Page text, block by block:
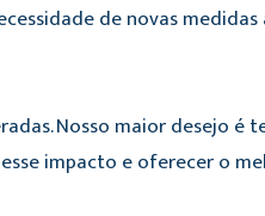
de novas
Nosso maior desejo é
impacto e oferecer o